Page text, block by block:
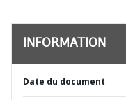
INFORMATION
Date du document